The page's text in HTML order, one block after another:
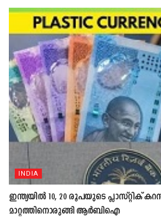
INDIA
ഇന്ത്യയിൽ 10, 20 രൂപയുടെ പ്ലാസ്റ്റിക്
മാറ്റത്തിനൊരുങ്ങി ആർബിഐ